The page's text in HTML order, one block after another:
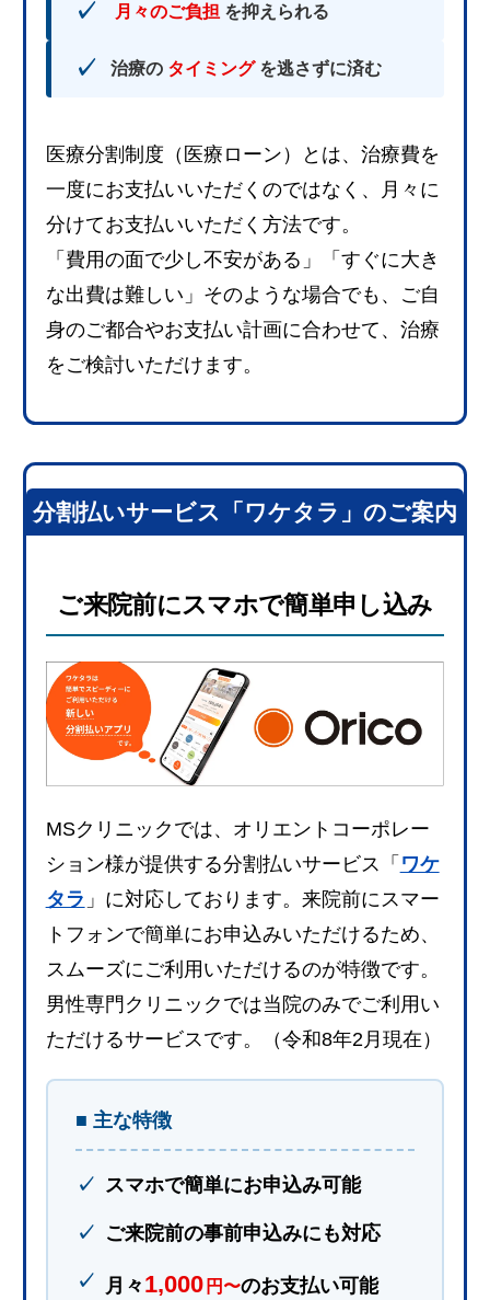
月々のご負担 を抑えられる
治療の タイミング を逃さずに済む
医療分割制度（医療ローン）とは、治療費を
一度にお支払いいただくのではなく、月々に
分けてお支払いいただく方法です。
「費用の面で少し不安がある」「すぐに大き
な出費は難しい」そのような場合でも、ご自
身のご都合やお支払い計画に合わせて、治療
をご検討いただけます。
分割払いサービス「ワケタラ」のご案内
ご来院前にスマホで簡単申し込み
MSクリニックでは、オリエントコーポレー
ション様が提供する分割払いサービス「 ワケ
タラ 」に対応しております。来院前にスマー
トフォンで簡単にお申込みいただけるため、
スムーズにご利用いただけるのが特徴です。
男性専門クリニックでは当院のみでご利用い
ただけるサービスです。（令和8年2月現在）
■ 主な特徴
スマホで簡単にお申込み可能
ご来院前の事前申込みにも対応
月々 1,000 円〜のお支払い可能